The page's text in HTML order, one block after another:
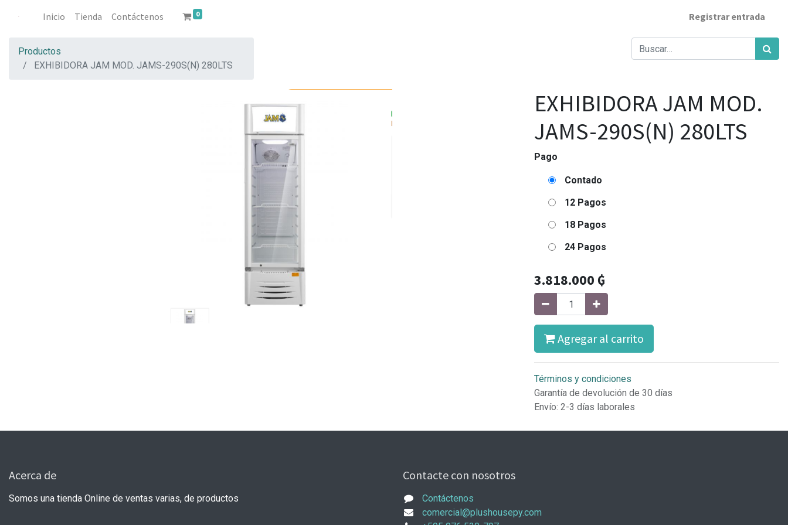
Inicio Tienda Contáctenos 0 Registrar entrada
Productos
EXHIBIDORA JAM MOD. JAMS-290S(N) 280LTS
EXHIBIDORA JAM MOD.
JAMS-290S(N) 280LTS
Pago
Contado
12 Pagos
18 Pagos
24 Pagos
3.818.000 ₲
Agregar al carrito
Términos y condiciones
Garantía de devolución de 30 días
Envío: 2-3 días laborales
Acerca de
Somos una tienda Online de ventas varias, de productos
Contacte con nosotros
Contáctenos
comercial@plushousepy.com